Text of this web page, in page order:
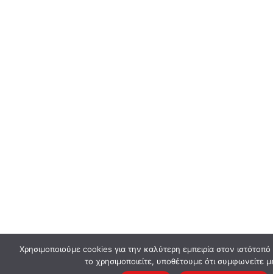
Χρησιμοποιούμε cookies για την καλύτερη εμπειρία στον
το χρησιμοποιείτε, υποθέτουμε ότι συμφωνείτε